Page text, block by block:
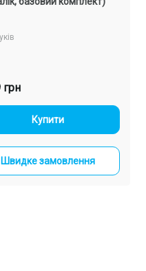
грн
Купити
Швидке замовлення